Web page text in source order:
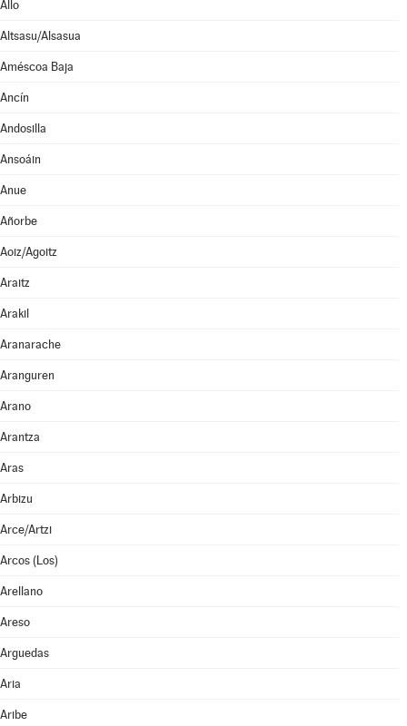
Allo
Altsasu/Alsasua
Améscoa Baja
Ancín
Andosilla
Ansoáin
Anue
Añorbe
Aoiz/Agoitz
Araitz
Arakil
Aranarache
Aranguren
Arano
Arantza
Aras
Arbizu
Arce/Artzi
Arcos (Los)
Arellano
Areso
Arguedas
Aria
Aribe